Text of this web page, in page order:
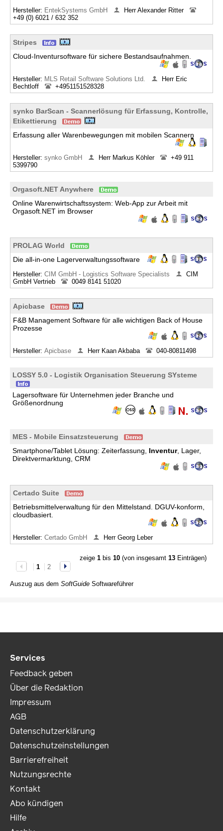
Hersteller: EntekSystems GmbH
Herr Alexander Ritter
+49 (0) 6021 / 632 352
Stripes
Cloud-Inventursoftware für sichere Bestandsaufnahmen.
Hersteller: MLS Retail Software Solutions Ltd.
Herr Eric
Bechtloff
+4951151528328
synko BarScan - Scannerlösung für Erfassung, Kontrolle,
Etikettierung
Erfassung aller Warenbewegungen mit mobilen Scannern
Hersteller: synko GmbH Herr Markus Köhler
+49 911
5399790
Orgasoft.NET Anywhere
Online Warenwirtschaftssystem: Web-App zur Arbeit mit
Orgasoft.NET im Browser
PROLAG World
Die all-in-one Lagerverwaltungssoftware
Hersteller: CIM GmbH - Logistics Software Specialists
CIM
GmbH Vertrieb
0049 8141 51020
Apicbase
F&B Management Software für alle wichtigen Back of House
Prozesse
Hersteller: Apicbase Herr Kaan Akbaba 040-80811498
LOSSY 5.0 - Logistik Organisation Steuerung SYsteme
Lagersoftware für Unternehmen jeder Branche und
Größenordnung
MES - Mobile Einsatzsteuerung
Smartphone/Tablet Lösung: Zeiterfassung, Inventur, Lager,
Direktvermarktung, CRM
Certado Suite
Betriebsmittelverwaltung für den Mittelstand. DGUV-konform,
cloudbasiert.
Hersteller: Certado GmbH Herr Georg Leber
zeige 1bis 10(von insgesamt 13Einträgen)
1
2
Auszug aus dem SoftGuide Softwareführer
Services
Feedback geben
Über die Redaktion
Impressum
AGB
Datenschutzerklärung
Datenschutzeinstellungen
Barrierefreiheit
Nutzungsrechte
Kontakt
Abo kündigen
Hilfe